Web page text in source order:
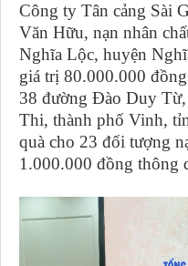
Công ty Tân cảng Sài
Văn Hữu, nạn nhân
Nghĩa Lộc, huyện
giá trị 80.000.000
38 đường Đào Duy
Thi, thành phố Vinh,
quà cho 23 đối tượng
1.000.000 đồng thông